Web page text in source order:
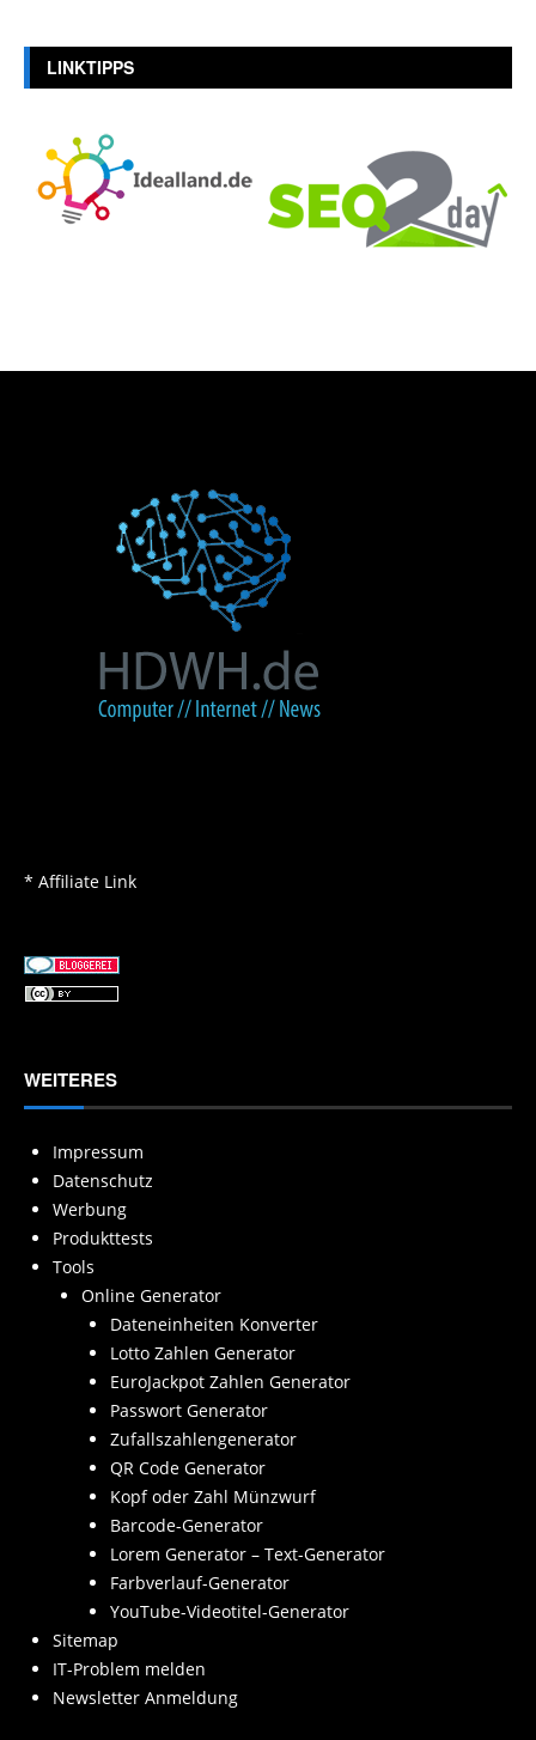
LINKTIPPS
* Affiliate Link
WEITERES
Impressum
Datenschutz
Werbung
Produkttests
Tools
Online Generator
Dateneinheiten Konverter
Lotto Zahlen Generator
EuroJackpot Zahlen Generator
Passwort Generator
Zufallszahlengenerator
QR Code Generator
Kopf oder Zahl Münzwurf
Barcode-Generator
Lorem Generator – Text-Generator
Farbverlauf-Generator
YouTube-Videotitel-Generator
Sitemap
IT-Problem melden
Newsletter Anmeldung